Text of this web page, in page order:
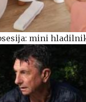
mini